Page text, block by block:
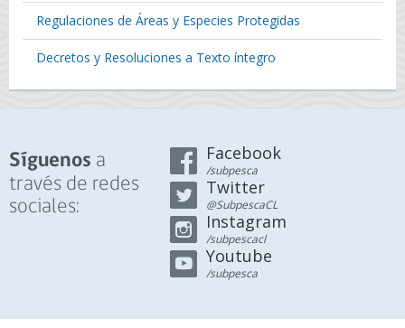
Regulaciones de Áreas y Especies Protegidas
Decretos y Resoluciones a Texto íntegro
Síguenos a
través de redes
sociales:
Facebook
/subpesca
Twitter
@SubpescaCL
Instagram
/subpescacl
Youtube
/subpesca